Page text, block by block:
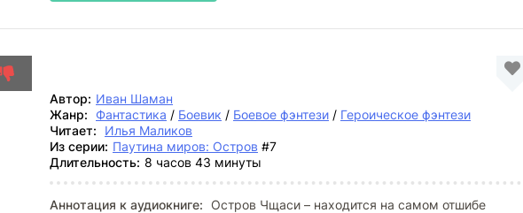
Автор: Иван Шаман
Жанр:
Фантастика / Боевик / Боевое фэнтези / Героическое фэнтези
Читает:
Илья Маликов
Из серии: Паутина миров: Остров #7
Длительность: 8 часов 43 минуты
Аннотация к аудиокниге: Остров Чщаси – находится на самом отшибе